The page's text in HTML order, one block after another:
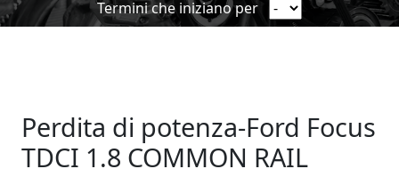
Termini che iniziano per
Perdita di potenza-Ford Focus
TDCI 1.8 COMMON RAIL